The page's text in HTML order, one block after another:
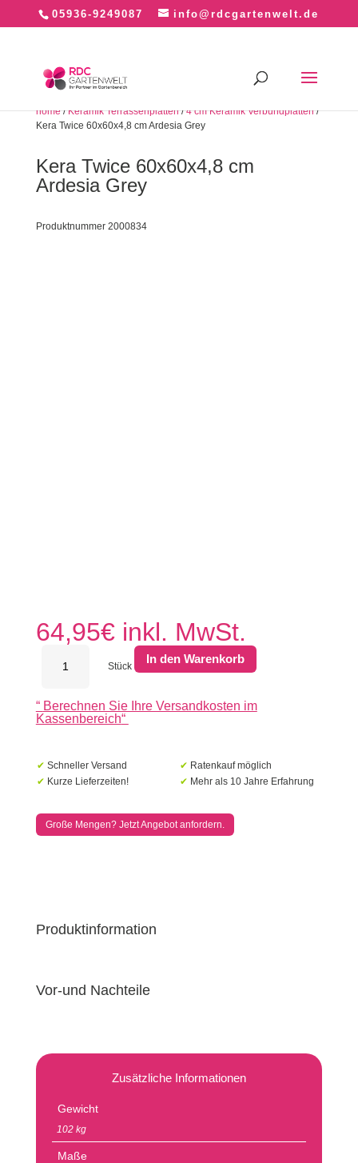
05936-9249087 info@rdcgartenwelt.de
home/Keramik Terrassenplatten/4 cm Keramik Verbundplatten/
Kera Twice 60x60x4,8 cm Ardesia Grey
Kera Twice 60x60x4,8 cm
Ardesia Grey
Produktnummer 2000834
64,95€ inkl. MwSt.
Twice
Ardesia
Grey
Stück
In den Warenkorb
“ Berechnen Sie Ihre Versandkosten im
Kassenbereich“
✔ Schneller Versand ✔ Ratenkauf möglich
✔ Kurze Lieferzeiten! ✔ Mehr als 10 Jahre Erfahrung
Große Mengen? Jetzt Angebot anfordern.
Produktinformation
Vor-und Nachteile
Zusätzliche Informationen
Gewicht
102 kg
Maße